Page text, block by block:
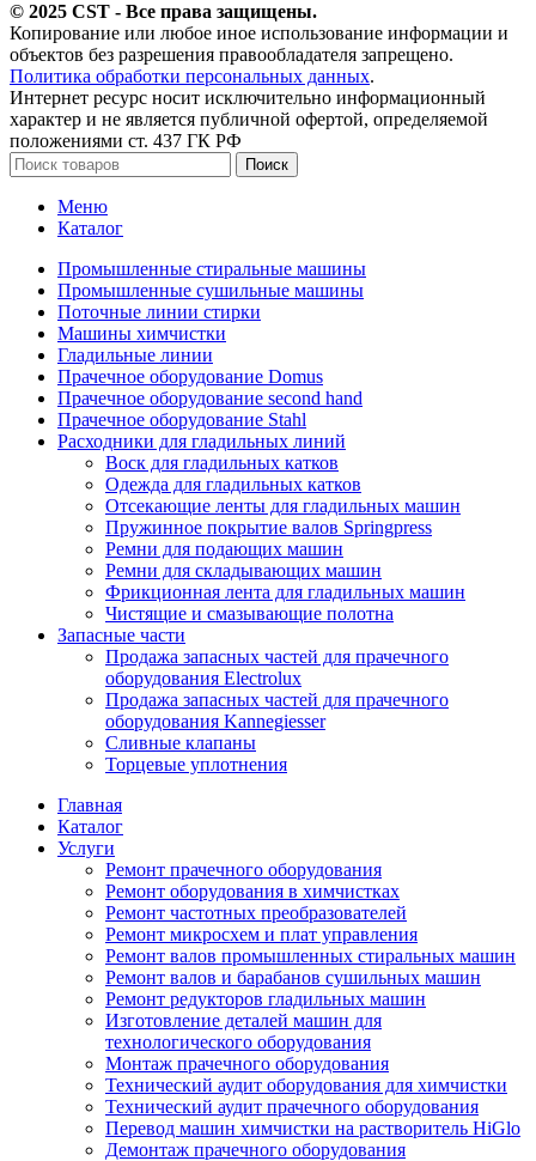
© 2025 CST - Все права защищены.
Копирование или любое иное использование информации и
объектов без разрешения правообладателя запрещено.
Политика обработки персональных данных.
Интернет ресурс носит исключительно информационный
характер и не является публичной офертой, определяемой
положениями ст. 437 ГК РФ
Поиск
Меню
Каталог
Промышленные стиральные машины
Промышленные сушильные машины
Поточные линии стирки
Машины химчистки
Гладильные линии
Прачечное оборудование Domus
Прачечное оборудование second hand
Прачечное оборудование Stahl
Расходники для гладильных линий
Воск для гладильных катков
Одежда для гладильных катков
Отсекающие ленты для гладильных машин
Пружинное покрытие валов Springpress
Ремни для подающих машин
Ремни для складывающих машин
Фрикционная лента для гладильных машин
Чистящие и смазывающие полотна
Запасные части
Продажа запасных частей для прачечного
оборудования Electrolux
Продажа запасных частей для прачечного
оборудования Kannegiesser
Сливные клапаны
Торцевые уплотнения
Главная
Каталог
Услуги
Ремонт прачечного оборудования
Ремонт оборудования в химчистках
Ремонт частотных преобразователей
Ремонт микросхем и плат управления
Ремонт валов промышленных стиральных машин
Ремонт валов и барабанов сушильных машин
Ремонт редукторов гладильных машин
Изготовление деталей машин для
технологического оборудования
Монтаж прачечного оборудования
Технический аудит оборудования для химчистки
Технический аудит прачечного оборудования
Перевод машин химчистки на растворитель HiGlo
Демонтаж прачечного оборудования